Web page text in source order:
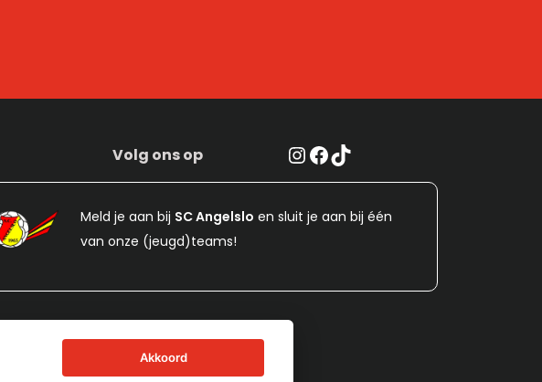
Volg ons op Instagram
Facebook
TikTok
Meld je aan bij SC Angelslo en sluit je aan bij één
van onze (jeugd)teams!
Akkoord